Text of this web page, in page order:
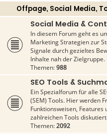
Offpage, Social Media,
Social Media &
In diesem Forum geht es
Marketing Strategien zur
Signale durch gezieltes
Inhalte nah der Zielgruppe.
Themen:988
SEO Tools &
Ein Spezialforum für alle
(SEM) Tools. Hier werden
Funktionsweisen,
zahlreichen Tools
Themen:2092